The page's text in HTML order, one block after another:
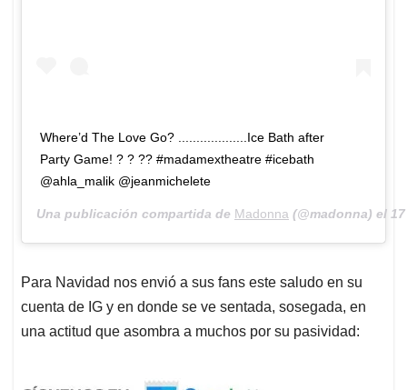
Where’d The Love Go? ...................Ice Bath after
Party Game! ? ? ?? #madamextheatre #icebath
@ahla_malik @jeanmichelete
Una publicación compartida de Madonna (@madonna) el
Para Navidad nos envió a sus fans este saludo en su
cuenta de IG y en donde se ve sentada, sosegada, en
una actitud que asombra a muchos por su pasividad: